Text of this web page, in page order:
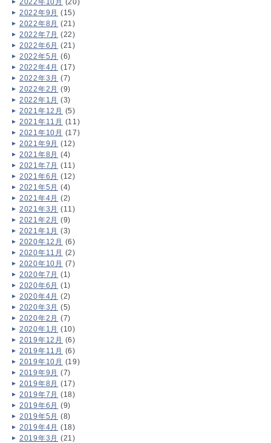
2022年10月 (20)
2022年9月 (15)
2022年8月 (21)
2022年7月 (22)
2022年6月 (21)
2022年5月 (6)
2022年4月 (17)
2022年3月 (7)
2022年2月 (9)
2022年1月 (3)
2021年12月 (5)
2021年11月 (11)
2021年10月 (17)
2021年9月 (12)
2021年8月 (4)
2021年7月 (11)
2021年6月 (12)
2021年5月 (4)
2021年4月 (2)
2021年3月 (11)
2021年2月 (9)
2021年1月 (3)
2020年12月 (6)
2020年11月 (2)
2020年10月 (7)
2020年7月 (1)
2020年6月 (1)
2020年4月 (2)
2020年3月 (5)
2020年2月 (7)
2020年1月 (10)
2019年12月 (6)
2019年11月 (6)
2019年10月 (19)
2019年9月 (7)
2019年8月 (17)
2019年7月 (18)
2019年6月 (9)
2019年5月 (8)
2019年4月 (18)
2019年3月 (21)